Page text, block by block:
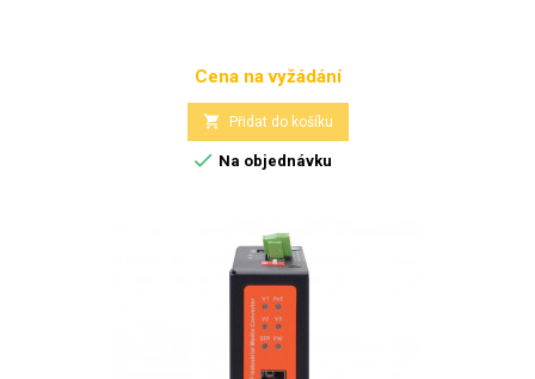
Cena
Cena na vyžádání
 Přidat do košíku
 Na objednávku